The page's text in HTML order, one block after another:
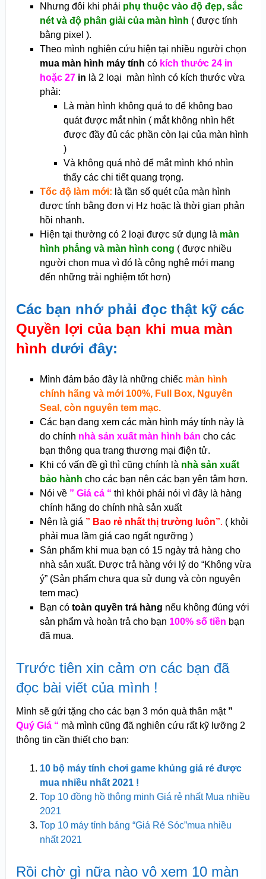
Nhưng đôi khi phải phụ thuộc vào độ đẹp, sắc
nét và độ phân giải của màn hình ( được tính
bằng pixel ).
Theo mình nghiên cứu hiện tại nhiều người chọn
mua màn hình máy tính có kích thước 24 in
hoặc 27in là 2 loại màn hình có kích thước vừa
phải:
Là màn hình không quá to để không bao
quát được mắt nhìn ( mắt không nhìn hết
được đầy đủ các phần còn lại của màn hình
)
Và không quá nhỏ để mắt mình khó nhìn
thấy các chi tiết quang trọng.
Tốc độ làm mới: là tần số quét của màn hình
được tính bằng đơn vị Hz hoặc là thời gian phản
hồi nhanh.
Hiện tại thường có 2 loại được sử dụng là màn
hình phẳng và màn hình cong ( được nhiều
người chọn mua vì đó là công nghệ mới mang
đến những trải nghiệm tốt hơn)
Các bạn nhớ phải đọc thật kỹ các
Quyền lợi của bạn khi mua màn
hình dưới đây:
Mình đảm bảo đây là những chiếcmàn hình
chính hãng và mới 100%, Full Box, Nguyên
Seal, còn nguyên tem mạc.
Các bạn đang xem các màn hình máy tính này là
do chính nhà sản xuất màn hình bán cho các
bạn thông qua trang thương mại điện tử.
Khi có vấn đề gì thì cũng chính là nhà sản xuất
bảo hành cho các bạn nên các bạn yên tâm hơn.
Nói về ” Giá cả “ thì khỏi phải nói vì đây là hàng
chính hãng do chính nhà sản xuất
Nên là giá ” Bao rẻ nhất thị trường luôn”. ( khỏi
phải mua lầm giá cao ngất ngưỡng )
Sản phẩm khi mua bạn có 15 ngày trả hàng cho
nhà sản xuất. Được trả hàng với lý do “Không vừa
ý” (Sản phẩm chưa qua sử dụng và còn nguyên
tem mạc)
Bạn có toàn quyền trả hàng nếu không đúng với
sản phẩm và hoàn trả cho bạn 100% số tiền bạn
đã mua.
Trước tiên xin cảm ơn các bạn đã
đọc bài viết của mình !
Mình sẽ gửi tặng cho các bạn 3 món quà thân mật”
Quý Giá “ mà mình cũng đã nghiên cứu rất kỹ lưỡng 2
thông tin cần thiết cho bạn:
10 bộ máy tính chơi game khủng giá rẻ được
mua nhiều nhất 2021 !
Top 10 đồng hồ thông minh Giá rẻ nhất Mua nhiều
2021
Top 10 máy tính bảng “Giá Rẻ Sóc”mua nhiều
nhất 2021
Rồi chờ gì nữa nào vô xem 10 màn